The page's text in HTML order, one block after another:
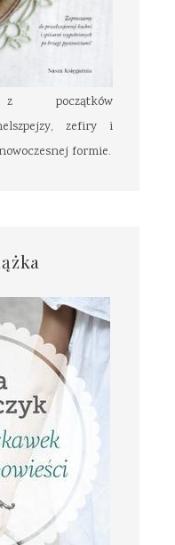
początków
zefiry i
formie.